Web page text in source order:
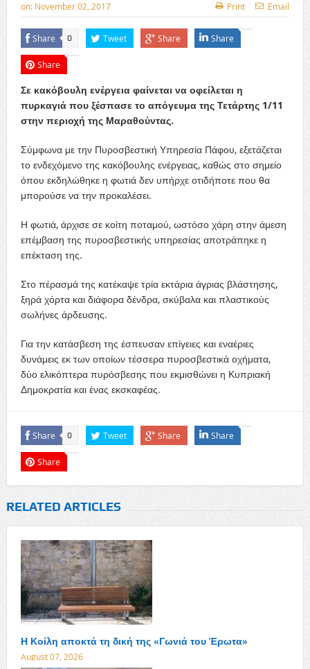
on: November 02, 2017 Print Email
Share 0 Tweet Share Share
Share
Σε κακόβουλη ενέργεια φαίνεται να οφείλεται η
πυρκαγιά που ξέσπασε το απόγευμα της Τετάρτης 1/11
στην περιοχή της Μαραθούντας.
Σύμφωνα με την Πυροσβεστική Υπηρεσία Πάφου, εξετάζεται
το ενδεχόμενο της κακόβουλης ενέργειας, καθώς στο σημείο
όπου εκδηλώθηκε η φωτιά δεν υπήρχε οτιδήποτε που θα
μπορούσε να την προκαλέσει.
Η φωτιά, άρχισε σε κοίτη ποταμού, ωστόσο χάρη στην άμεση
επέμβαση της πυροσβεστικής υπηρεσίας αποτράπηκε η
επέκταση της.
Στο πέρασμά της κατέκαψε τρία εκτάρια άγριας βλάστησης,
ξηρά χόρτα και διάφορα δένδρα, σκύβαλα και πλαστικούς
σωλήνες άρδευσης.
Για την κατάσβεση της έσπευσαν επίγειες και εναέριες
δυνάμεις εκ των οποίων τέσσερα πυροσβεστικά οχήματα,
δύο ελικόπτερα πυρόσβεσης που εκμισθώνει η Κυπριακή
Δημοκρατία και ένας εκσκαφέας.
Share 0 Tweet Share Share
Share
RELATED ARTICLES
Η Κοίλη αποκτά τη δική της «Γωνιά του Έρωτα»
August 07, 2026